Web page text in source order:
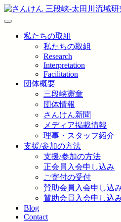
私たちの取組
私たちの取組
Research
Interpretation
Facilitation
団体概要
三段峡憲章
団体情報
さんけん新聞
メディア掲載情報
理事・スタッフ紹介
支援/参加の方法
支援/参加の方法
正会員入会申し込み
ご寄付の受付
賛助会員入会申し込
賛助会員入会申し込
Blog
Contact